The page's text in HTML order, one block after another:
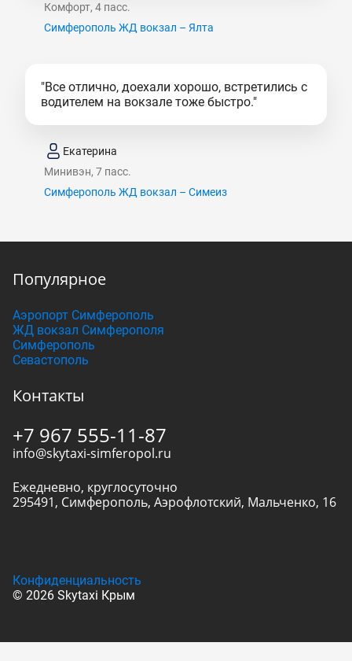
Комфорт, 4 пасс.
Симферополь ЖД вокзал – Ялта
"Все отлично, доехали хорошо, встретились с
водителем на вокзале тоже быстро."
Екатерина
Минивэн, 7 пасс.
Симферополь ЖД вокзал – Симеиз
Популярное
Аэропорт Симферополь
ЖД вокзал Симферополя
Симферополь
Севастополь
Контакты
+7 967 555-11-87
info@skytaxi-simferopol.ru
Ежедневно, круглосуточно
295491, Симферополь, Аэрофлотский, Мальченко, 16
© 2026 Skytaxi Крым
Конфиденциальность